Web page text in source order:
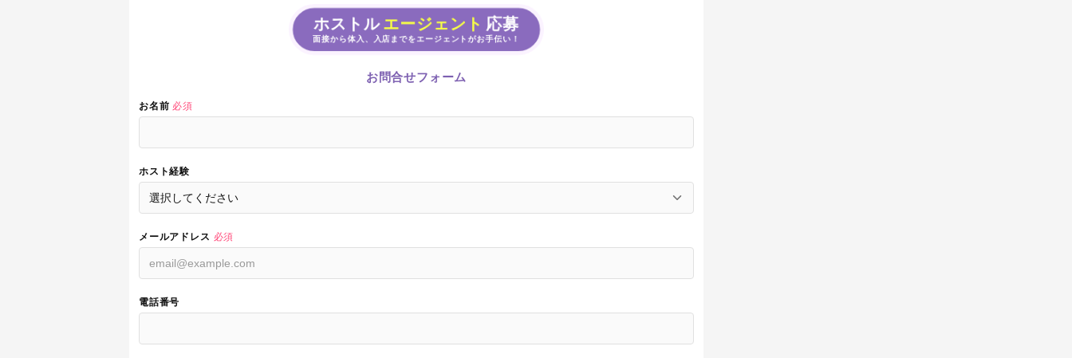
ホストル エージェント 応募
面接から体入、入店までをエージェントがお手伝い！
お問合せフォーム
お名前 必須
ホスト経験
メールアドレス 必須
電話番号